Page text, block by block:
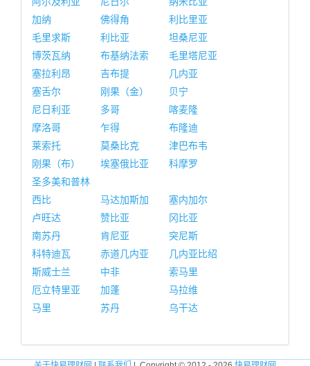
加纳
佛得角
利比里亚
毛里求斯
利比亚
坦桑尼亚
博茨瓦纳
布基纳法索
毛里塔尼亚
塞拉利昂
吉布提
几内亚
塞舌尔
刚果（金）
贝宁
尼日利亚
多哥
喀麦隆
摩洛哥
乍得
布隆迪
莱索托
莫桑比克
津巴布韦
刚果（布）
埃塞俄比亚
科摩罗
圣多美和普林
西比
马达加斯加
塞内加尔
卢旺达
赞比亚
冈比亚
南苏丹
肯尼亚
突尼斯
科特迪瓦
赤道几内亚
几内亚比绍
斯威士兰
中非
索马里
厄立特里亚
加蓬
马拉维
马里
苏丹 乌干达